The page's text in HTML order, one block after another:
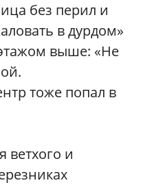
без перил и
в дурдом»
выше: «Не
тоже попал в
ветхого и